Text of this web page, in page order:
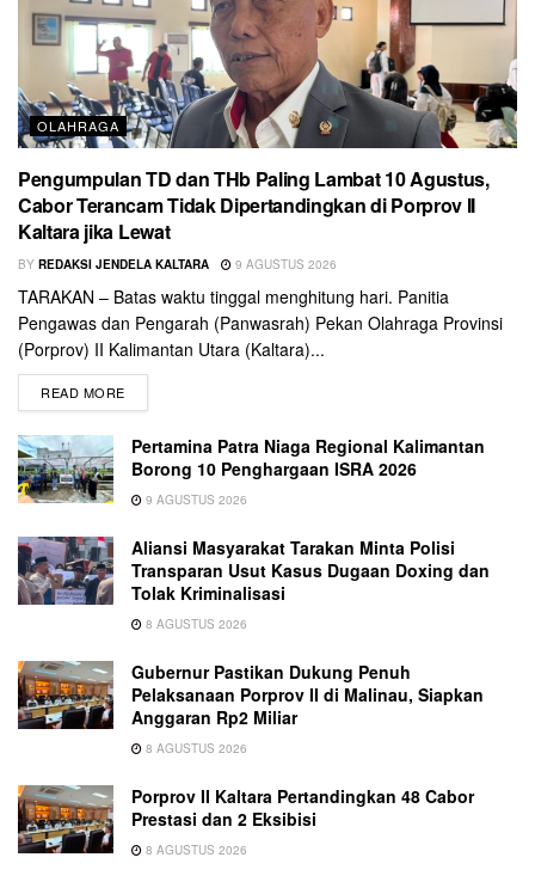
OLAHRAGA
Pengumpulan TD dan THb Paling Lambat 10 Agustus,
Cabor Terancam Tidak Dipertandingkan di Porprov II
Kaltara jika Lewat
BY REDAKSI JENDELA KALTARA 9 AGUSTUS 2026
TARAKAN – Batas waktu tinggal menghitung hari. Panitia
Pengawas dan Pengarah (Panwasrah) Pekan Olahraga Provinsi
(Porprov) II Kalimantan Utara (Kaltara)...
READ MORE
Pertamina Patra Niaga Regional Kalimantan
Borong 10 Penghargaan ISRA 2026
9 AGUSTUS 2026
Aliansi Masyarakat Tarakan Minta Polisi
Transparan Usut Kasus Dugaan Doxing dan
Tolak Kriminalisasi
8 AGUSTUS 2026
Gubernur Pastikan Dukung Penuh
Pelaksanaan Porprov II di Malinau, Siapkan
Anggaran Rp2 Miliar
8 AGUSTUS 2026
Porprov II Kaltara Pertandingkan 48 Cabor
Prestasi dan 2 Eksibisi
8 AGUSTUS 2026